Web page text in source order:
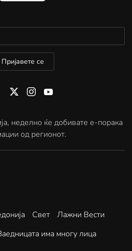
Пријавете се
неделно ќе добивате е-порака
од регионот.
Свет
Лажни Вести
има многу лица